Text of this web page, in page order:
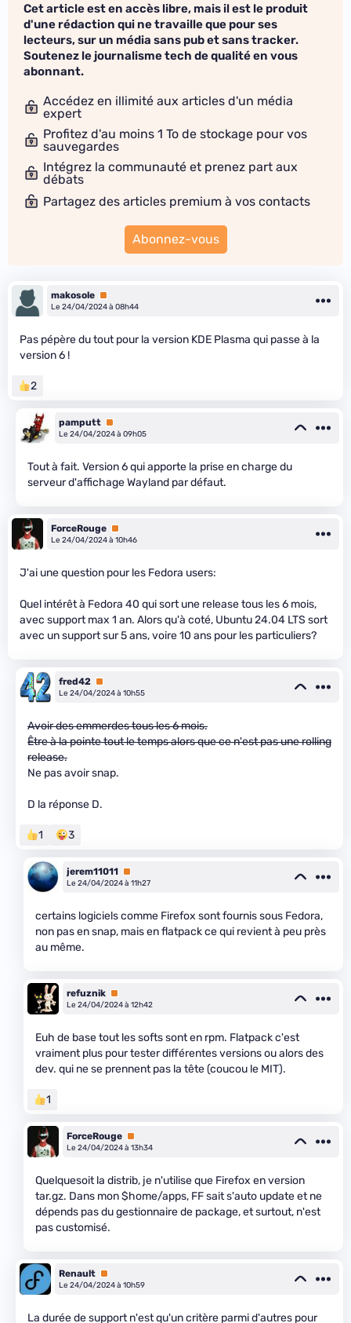
Cet article est en accès libre, mais il est le produit
d'une rédaction qui ne travaille que pour ses
lecteurs, sur un média sans pub et sans tracker.
Soutenez le journalisme tech de qualité en vous
abonnant.
Accédez en illimité aux articles d'un média
expert
Profitez d'au moins 1 To de stockage pour vos
sauvegardes
Intégrez la communauté et prenez part aux
débats
Partagez des articles premium à vos contacts
Abonnez-vous
makosole Premium
Le 24/04/2024 à 08h44
Pas pépère du tout pour la version KDE Plasma qui passe à la
version 6 !
2
pamputt Premium
Le 24/04/2024 à 09h05
Tout à fait. Version 6 qui apporte la prise en charge du
serveur d'affichage Wayland par défaut.
ForceRouge Premium
Le 24/04/2024 à 10h46
J'ai une question pour les Fedora users:
Quel intérêt à Fedora 40 qui sort une release tous les 6 mois,
avec support max 1 an. Alors qu'à coté, Ubuntu 24.04 LTS sort
avec un support sur 5 ans, voire 10 ans pour les particuliers?
fred42 Premium
Le 24/04/2024 à 10h55
Avoir des emmerdes tous les 6 mois.
Être à la pointe tout le temps alors que ce n'est pas une rolling
release.
Ne pas avoir snap.
D la réponse D.
1 3
jerem11011 Premium
Le 24/04/2024 à 11h27
certains logiciels comme Firefox sont fournis sous Fedora,
non pas en snap, mais en flatpack ce qui revient à peu près
au même.
refuznik Premium
Le 24/04/2024 à 12h42
Euh de base tout les softs sont en rpm. Flatpack c'est
vraiment plus pour tester différentes versions ou alors des
dev. qui ne se prennent pas la tête (coucou le MIT).
1
ForceRouge Premium
Le 24/04/2024 à 13h34
Quelquesoit la distrib, je n'utilise que Firefox en version
tar.gz. Dans mon $home/apps, FF sait s'auto update et ne
dépends pas du gestionnaire de package, et surtout, n'est
pas customisé.
Renault Premium
Le 24/04/2024 à 10h59
La durée de support n'est qu'un critère parmi d'autres pour